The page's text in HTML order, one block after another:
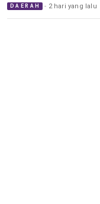
DAERAH 2 hari yang lalu